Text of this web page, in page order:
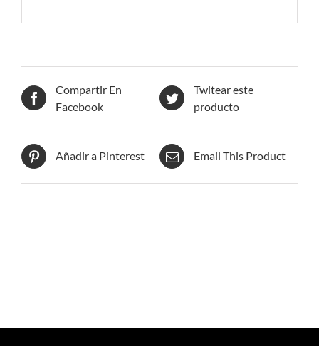
Compartir En
Facebook
Twitear este
producto
Añadir a Pinterest Email This Product